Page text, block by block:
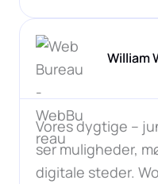
William
Vores dygtige –
ser muligheder,
digitale steder.